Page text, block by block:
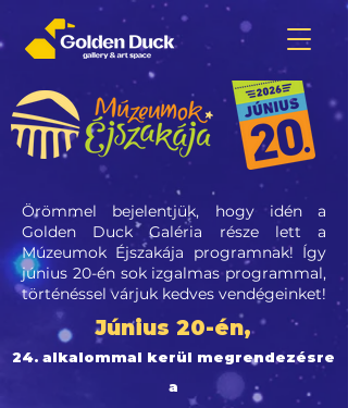
Örömmel bejelentjük, hogy idén a
Golden Duck Galéria része lett a
Múzeumok Éjszakája programnak! Így
június 20-én sok izgalmas programmal,
történéssel várjuk kedves vendégeinket!
Június 20-én,
24. alkalommal kerül megrendezésre
a